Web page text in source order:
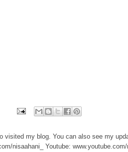
visited my blog. You can also see my
nisaahani_ Youtube: